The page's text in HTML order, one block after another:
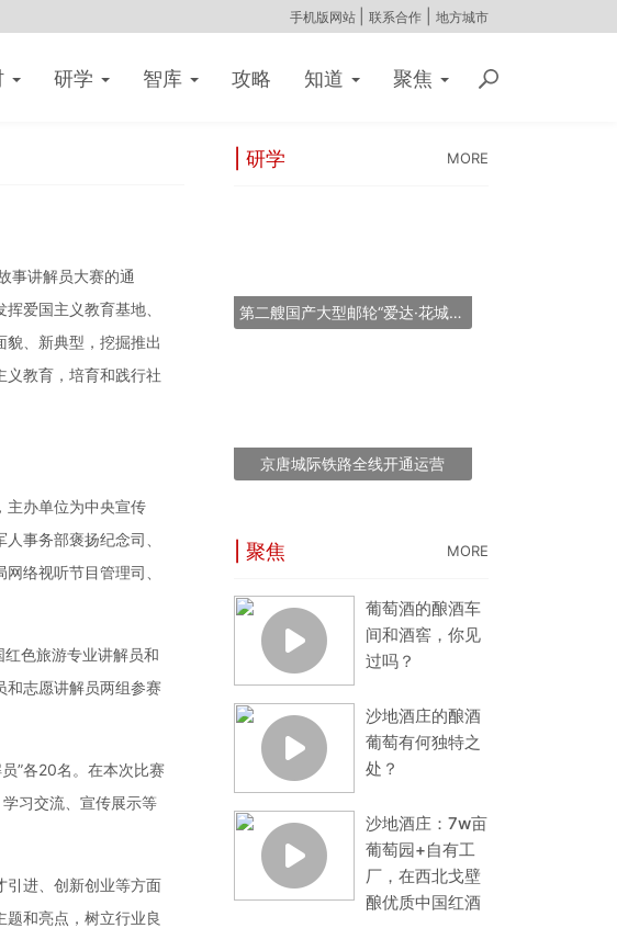
手机版网站 联系合作 地方城市
研学 智库 攻略 知道 聚焦
事讲解员大赛的通
爱国主义教育基地、
、新典型，挖掘推出
义教育，培育和践行社
主办单位为中央宣传
事务部褒扬纪念司、
络视听节目管理司、
色旅游专业讲解员和
和志愿讲解员两组参赛
”各20名。在本次比赛
习交流、宣传展示等
引进、创新创业等方面
和亮点，树立行业良
| 研学 MORE
第二艘国产大型邮轮“爱达·花城号”将于2026年11月6日提前交付
京唐城际铁路全线开通运营
| 聚焦 MORE
葡萄酒的酿酒车
间和酒窖，你见
过吗？
沙地酒庄的酿酒
葡萄有何独特之
处？
沙地酒庄：7w亩
葡萄园+自有工
厂，在西北戈壁
酿优质中国红酒